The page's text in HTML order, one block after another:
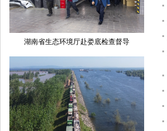
湖南省生态环境厅赴娄底检查督导